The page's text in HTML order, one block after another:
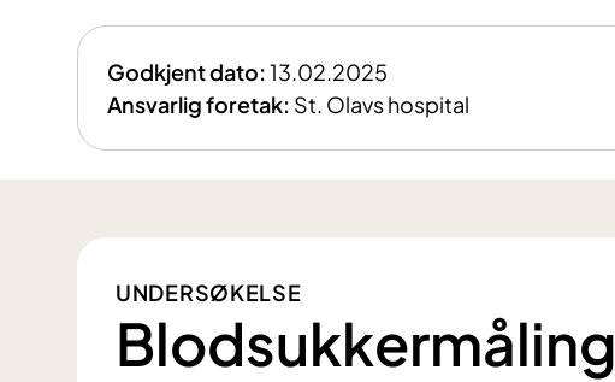
Godkjent dato:13.02.2025
Ansvarlig foretak: St. Olavs hospital
UNDERSØKELSE
Blodsukkermåling